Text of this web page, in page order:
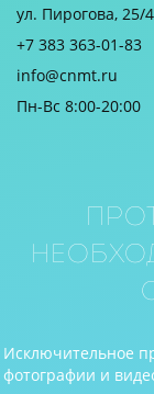
ул. Пирогова, 25/4
+7 383 363-01-83
info@cnmt.ru
Пн-Вс 8:00-20:00
Исключительное
фотографии и